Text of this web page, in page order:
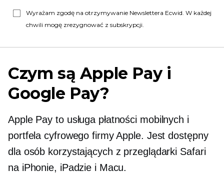
Wyrażam zgodę na otrzymywanie Newslettera Ecwid. W każdej
chwili mogę zrezygnować z subskrypcji.
Czym są Apple Pay i
Google Pay?
Apple Pay to usługa płatności mobilnych i
portfela cyfrowego firmy Apple. Jest dostępny
dla osób korzystających z przeglądarki Safari
na iPhonie, iPadzie i Macu.